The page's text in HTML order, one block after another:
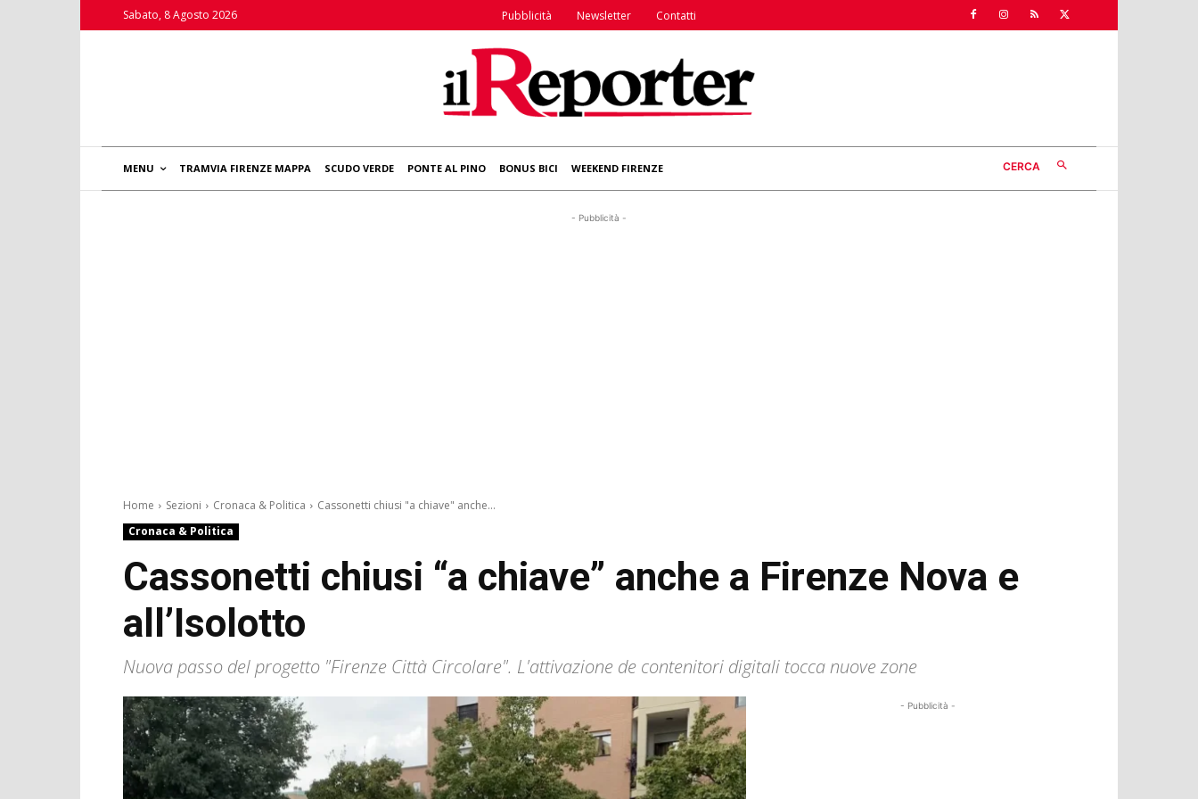
Sabato, 8 Agosto 2026 Pubblicità Newsletter Contatti
MENU TRAMVIA FIRENZE MAPPA SCUDO VERDE PONTE AL PINO BONUS BICI WEEKEND FIRENZE CERCA
- Pubblicità -
Home Sezioni Cronaca & Politica
Cassonetti chiusi "a chiave" anche...
Cronaca & Politica
Cassonetti chiusi “a chiave” anche a Firenze Nova e
all’Isolotto
Nuova passo del progetto "Firenze Città Circolare". L'attivazione de contenitori digitali tocca nuove zone
- Pubblicità -